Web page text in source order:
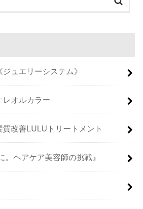
ュエリーシステム》
レオルカラー
改善LULUトリートメント
。ヘアケア美容師の挑戦』